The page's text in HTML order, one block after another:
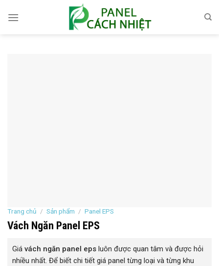
Trang chủ / Sản phẩm / Panel EPS
Vách Ngăn Panel EPS
Giá vách ngăn panel eps luôn được quan tâm và được hỏi
nhiều nhất. Để biết chi tiết giá panel từng loại và từng khu